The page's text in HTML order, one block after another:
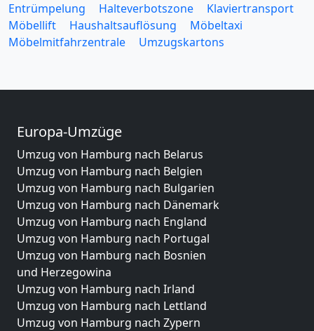
Entrümpelung
Halteverbotszone
Klaviertransport
Möbellift
Haushaltsauflösung
Möbeltaxi
Möbelmitfahrzentrale
Umzugskartons
Europa-Umzüge
Umzug von Hamburg nach Belarus
Umzug von Hamburg nach Belgien
Umzug von Hamburg nach Bulgarien
Umzug von Hamburg nach Dänemark
Umzug von Hamburg nach England
Umzug von Hamburg nach Portugal
Umzug von Hamburg nach Bosnien
und Herzegowina
Umzug von Hamburg nach Irland
Umzug von Hamburg nach Lettland
Umzug von Hamburg nach Zypern